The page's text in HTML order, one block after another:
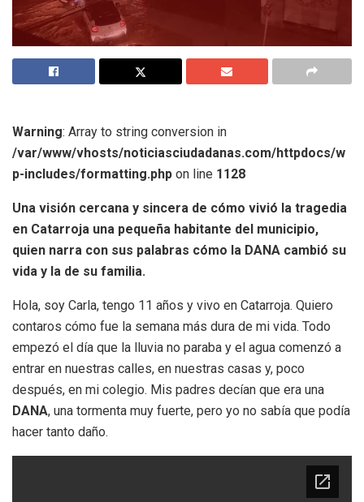
Warning: Array to string conversion in
/var/www/vhosts/noticiasciudadanas.com/httpdocs/w
p-includes/formatting.php on line 1128
Una visión cercana y sincera de cómo vivió la tragedia
en Catarroja una pequeña habitante del municipio,
quien narra con sus palabras cómo la DANA cambió su
vida y la de su familia.
Hola, soy Carla, tengo 11 años y vivo en Catarroja. Quiero
contaros cómo fue la semana más dura de mi vida. Todo
empezó el día que la lluvia no paraba y el agua comenzó a
entrar en nuestras calles, en nuestras casas y, poco
después, en mi colegio. Mis padres decían que era una
DANA, una tormenta muy fuerte, pero yo no sabía que podía
hacer tanto daño.